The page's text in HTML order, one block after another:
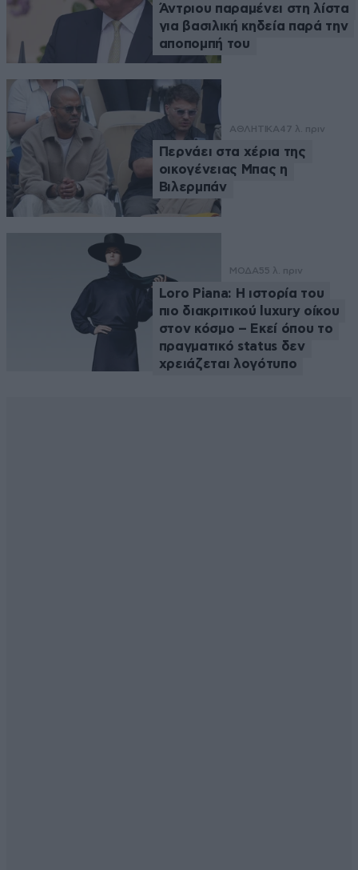
Άντριου παραμένει στη λίστα
για βασιλική κηδεία παρά την
αποπομπή του
ΑΘΛΗΤΙΚΑ47 λ. πριν
Περνάει στα χέρια της
οικογένειας Μπας η
Βιλερμπάν
ΜΟΔΑ55 λ. πριν
Loro Piana: Η ιστορία του
πιο διακριτικού luxury οίκου
στον κόσμο – Εκεί όπου το
πραγματικό status δεν
χρειάζεται λογότυπο